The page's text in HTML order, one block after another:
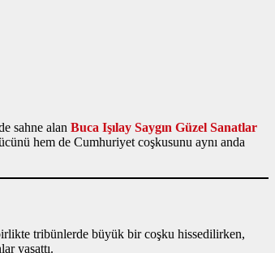
sahne alan Buca Işılay Saygın Güzel Sanatlar
hem de Cumhuriyet coşkusunu aynı anda
tribünlerde büyük bir coşku hissedilirken,
yaşattı.